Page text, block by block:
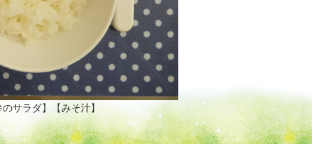
サラダ】【みそ汁】